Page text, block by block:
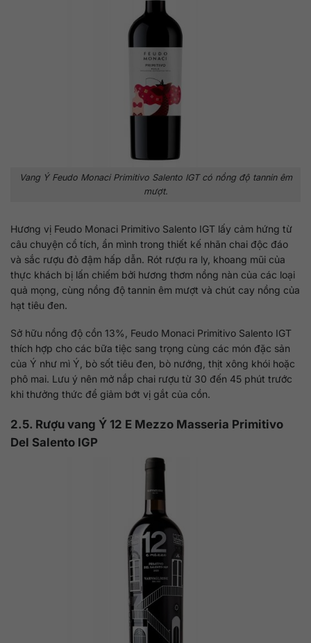
Vang Ý Feudo Monaci Primitivo Salento IGT có nồng độ tannin êm
mượt.
Hương vị Feudo Monaci Primitivo Salento IGT lấy cảm hứng từ
câu chuyện cổ tích, ẩn mình trong thiết kế nhãn chai độc đáo
và sắc rượu đỏ đậm hấp dẫn. Rót rượu ra ly, khoang mũi của
thực khách bị lấn chiếm bởi hương thơm nồng nàn của các loại
quả mọng, cùng nồng độ tannin êm mượt và chút cay nồng của
hạt tiêu đen.
Sở hữu nồng độ cồn 13%, Feudo Monaci Primitivo Salento IGT
thích hợp cho các bữa tiệc sang trọng cùng các món đặc sản
của Ý như mì Ý, bò sốt tiêu đen, bò nướng, thịt xông khói hoặc
phô mai. Lưu ý nên mở nắp chai rượu từ 30 đến 45 phút trước
khi thưởng thức để giảm bớt vị gắt của cồn.
2.5. Rượu vang Ý 12 E Mezzo Masseria Primitivo
Del Salento IGP